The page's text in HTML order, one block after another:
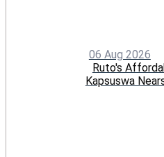
06 Aug 2026
Ruto's
Kapsuswa